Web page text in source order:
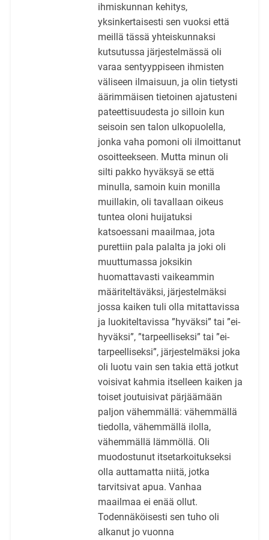
ihmiskunnan kehitys,
yksinkertaisesti sen vuoksi että
meillä tässä yhteiskunnaksi
kutsutussa järjestelmässä oli
varaa sentyyppiseen ihmisten
väliseen ilmaisuun, ja olin tietysti
äärimmäisen tietoinen ajatusteni
pateettisuudesta jo silloin kun
seisoin sen talon ulkopuolella,
jonka vaha pomoni oli ilmoittanut
osoitteekseen. Mutta minun oli
silti pakko hyväksyä se että
minulla, samoin kuin monilla
muillakin, oli tavallaan oikeus
tuntea oloni huijatuksi
katsoessani maailmaa, jota
purettiin pala palalta ja joki oli
muuttumassa joksikin
huomattavasti vaikeammin
määriteltäväksi, järjestelmäksi
jossa kaiken tuli olla mitattavissa
ja luokiteltavissa ”hyväksi” tai ”ei-
hyväksi”, ”tarpeelliseksi” tai ”ei-
tarpeelliseksi”, järjestelmäksi joka
oli luotu vain sen takia että jotkut
voisivat kahmia itselleen kaiken ja
toiset joutuisivat pärjäämään
paljon vähemmällä: vähemmällä
tiedolla, vähemmällä ilolla,
vähemmällä lämmöllä. Oli
muodostunut itsetarkoitukseksi
olla auttamatta niitä, jotka
tarvitsivat apua. Vanhaa
maailmaa ei enää ollut.
Todennäköisesti sen tuho oli
alkanut jo vuonna